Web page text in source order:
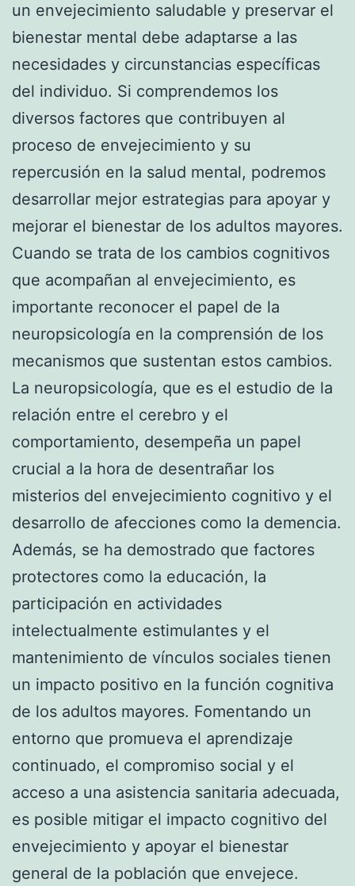
un envejecimiento saludable y preservar el
bienestar mental debe adaptarse a las
necesidades y circunstancias específicas
del individuo. Si comprendemos los
diversos factores que contribuyen al
proceso de envejecimiento y su
repercusión en la salud mental, podremos
desarrollar mejor estrategias para apoyar y
mejorar el bienestar de los adultos mayores.
Cuando se trata de los cambios cognitivos
que acompañan al envejecimiento, es
importante reconocer el papel de la
neuropsicología en la comprensión de los
mecanismos que sustentan estos cambios.
La neuropsicología, que es el estudio de la
relación entre el cerebro y el
comportamiento, desempeña un papel
crucial a la hora de desentrañar los
misterios del envejecimiento cognitivo y el
desarrollo de afecciones como la demencia.
Además, se ha demostrado que factores
protectores como la educación, la
participación en actividades
intelectualmente estimulantes y el
mantenimiento de vínculos sociales tienen
un impacto positivo en la función cognitiva
de los adultos mayores. Fomentando un
entorno que promueva el aprendizaje
continuado, el compromiso social y el
acceso a una asistencia sanitaria adecuada,
es posible mitigar el impacto cognitivo del
envejecimiento y apoyar el bienestar
general de la población que envejece.